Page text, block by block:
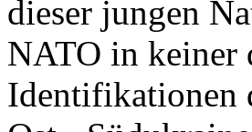
dieser jungen
NATO in keiner
Identifikationen